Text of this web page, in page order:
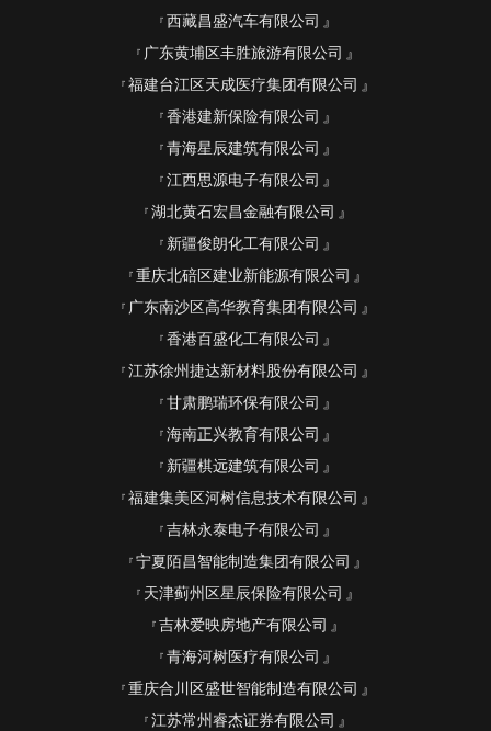
西藏昌盛汽车有限公司
广东黄埔区丰胜旅游有限公司
福建台江区天成医疗集团有限公司
香港建新保险有限公司
青海星辰建筑有限公司
江西思源电子有限公司
湖北黄石宏昌金融有限公司
新疆俊朗化工有限公司
重庆北碚区建业新能源有限公司
广东南沙区高华教育集团有限公司
香港百盛化工有限公司
江苏徐州捷达新材料股份有限公司
甘肃鹏瑞环保有限公司
海南正兴教育有限公司
新疆棋远建筑有限公司
福建集美区河树信息技术有限公司
吉林永泰电子有限公司
宁夏陌昌智能制造集团有限公司
天津蓟州区星辰保险有限公司
吉林爱映房地产有限公司
青海河树医疗有限公司
重庆合川区盛世智能制造有限公司
江苏常州睿杰证券有限公司